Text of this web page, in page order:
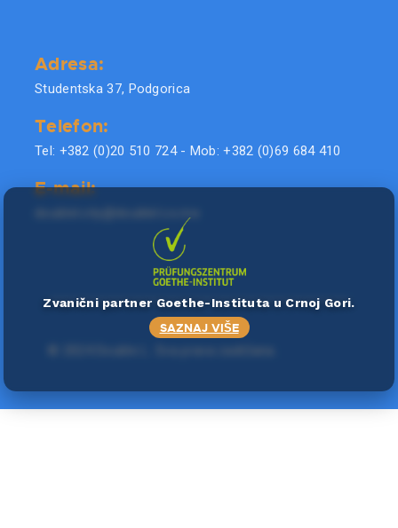
Adresa:
Studentska 37, Podgorica
Telefon:
Tel: +382 (0)20 510 724 - Mob: +382 (0)69 684 410
E-mail:
Zvanični partner Goethe-Instituta u Crnoj Gori.
SAZNAJ VIŠE